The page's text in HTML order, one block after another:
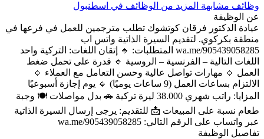
وظائف مشابهة المزيد من الوظائف في اسطنبول
عن الوظيفة
عيادة الدكتور فرقان كوتشوك تطلب مترجمين للعمل في فرعها في
منطقة بكركوي. لتقديم السيرة الذاتية واتس اب
wa.me/905439058285 المتطلبات: 🔹 إتقان اللغات: التركية واحد
اللغات التالية – الفرنسية – الروسية 🔹 قدرة على تحمل ضغط
العمل 🔹 مهارات تواصل عالية وحسن التعامل مع العملاء 🔹
الالتزام بساعات العمل (9 ساعات يوميًا) 🔹 يوم إجازة أسبوعيًا
المزايا: راتب شهري 38.000 ليرة تركية 🚗 بدل مواصلات 🍽️ وجبة
طعام نسبة على المبيعات 📩 للتقديم: يرجى إرسال السيرة الذاتية
عبر واتساب على الرقم التالي: wa.me/905439058285
تفاصيل الوظيفة